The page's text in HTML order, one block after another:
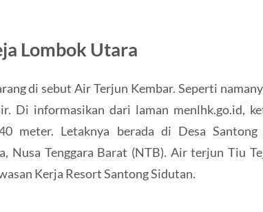
Lombok Utara
di sebut Air Terjun Kembar. Seperti
Di informasikan dari laman menlhk.go.id,
meter. Letaknya berada di Desa Santong
Nusa Tenggara Barat (NTB). Air terjun Tiu
Kerja Resort Santong Sidutan.